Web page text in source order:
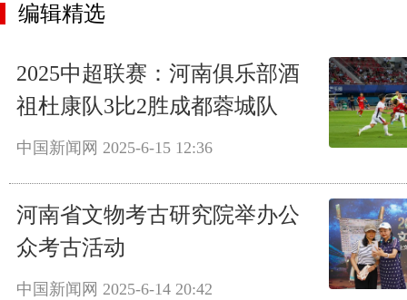
编辑精选
2025中超联赛：河南俱乐部酒
祖杜康队3比2胜成都蓉城队
中国新闻网 2025-6-15 12:36
河南省文物考古研究院举办公
众考古活动
中国新闻网 2025-6-14 20:42